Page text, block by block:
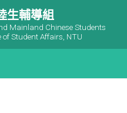
生輔導組
Mainland Chinese Students
Student Affairs, NTU